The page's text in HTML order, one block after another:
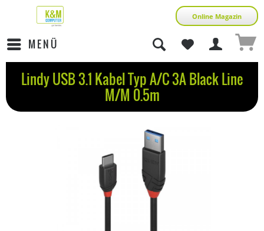
Online Magazin
MENÜ
Lindy USB 3.1 Kabel Typ A/C 3A Black Line
M/M 0.5m